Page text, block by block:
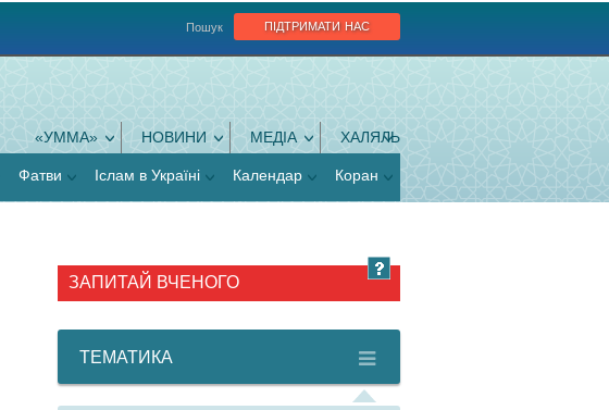
підтримати нас
Пошук
«УММА» НОВИНИ МЕДІА ХАЛЯЛЬ
Фатви Іслам в Україні Календар Коран
ЗАПИТАЙ ВЧЕНОГО
ТЕМАТИКА